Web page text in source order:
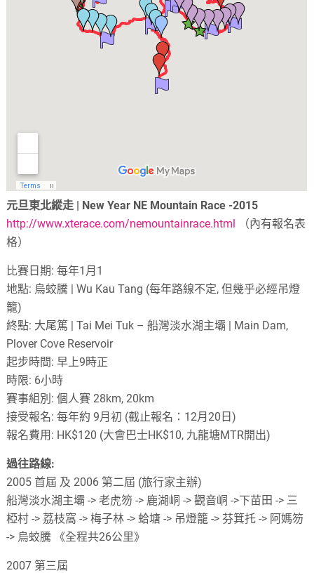
元旦東北縱走 | New Year NE Mountain Race -2015
http://www.xterace.com/nemountainrace.html （內有報名表
格）
比賽日期: 每年1月1
地點: 烏蛟騰 | Wu Kau Tang (每年路線不定, 但幾乎必經吊燈
籠)
終點: 大尾篤 | Tai Mei Tuk – 船灣淡水湖主壩 | Main Dam,
Plover Cove Reservoir
起步時間: 早上9時正
時限: 6小時
賽事組別: 個人賽 28km, 20km
接受報名: 每年約 9月初 (截止報名：12月20日)
報名費用: HK$120 (大會巴士HK$10, 九龍塘MTR開出)
過往路線:
2005 首屆 及 2006 第二屆 (旅行家主辦)
船灣淡水湖主壩 -> 老虎笏 -> 鹿湖峒 -> 觀音峒 ->下苗田 -> 三
椏村 -> 荔枝窩 -> 梅子林 -> 蛤塘 -> 吊燈籠 -> 芬箕托 -> 阿媽笏
-> 烏蛟騰 《全程共26公里》
2007 第三屆